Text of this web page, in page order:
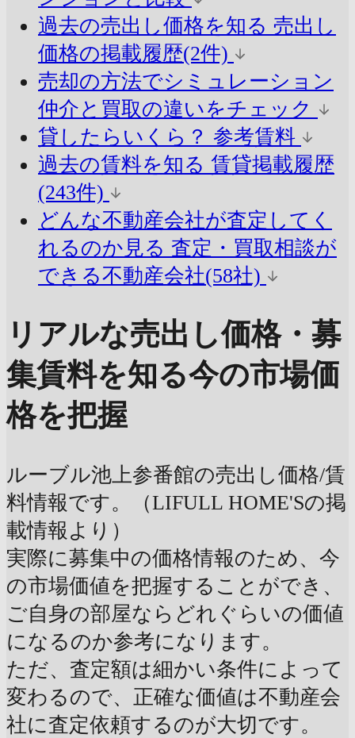
過去の売出し価格を知る 売出し
価格の掲載履歴(2件)
売却の方法でシミュレーション
仲介と買取の違いをチェック
貸したらいくら？ 参考賃料
過去の賃料を知る 賃貸掲載履歴
(243件)
どんな不動産会社が査定してく
れるのか見る 査定・買取相談が
できる不動産会社(58社)
リアルな売出し価格・募
集賃料を知る今の市場価
格を把握
ルーブル池上参番館の売出し価格/賃
料情報です。（LIFULL HOME'Sの掲
載情報より）
実際に募集中の価格情報のため、今
の市場価値を把握することができ、
ご自身の部屋ならどれぐらいの価値
になるのか参考になります。
ただ、査定額は細かい条件によって
変わるので、正確な価値は不動産会
社に査定依頼するのが大切です。